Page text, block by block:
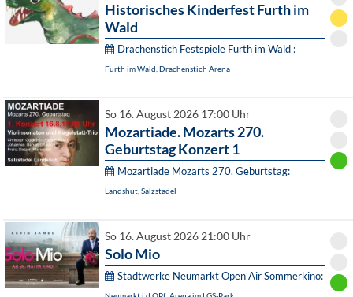
Historisches Kinderfest Furth im
Wald
Drachenstich Festspiele Furth im Wald :
Furth im Wald, Drachenstich Arena
So 16. August 2026 17:00 Uhr
Mozartiade. Mozarts 270.
Geburtstag Konzert 1
Mozartiade Mozarts 270. Geburtstag:
Landshut, Salzstadel
So 16. August 2026 21:00 Uhr
Solo Mio
Stadtwerke Neumarkt Open Air Sommerkino: